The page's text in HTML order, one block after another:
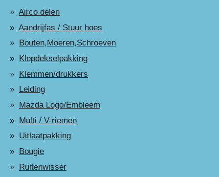
Airco delen
Aandrijfas / Stuur hoes
Bouten,Moeren,Schroeven
Klepdekselpakking
Klemmen/drukkers
Leiding
Mazda Logo/Embleem
Multi / V-riemen
Uitlaatpakking
Bougie
Ruitenwisser